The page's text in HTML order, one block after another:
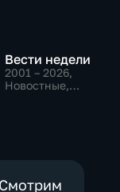
Вести недели
2001 – 2026,
Новостные,